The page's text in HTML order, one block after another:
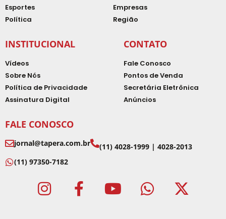
Esportes
Política
Empresas
Região
INSTITUCIONAL
Vídeos
Sobre Nós
Política de Privacidade
Assinatura Digital
CONTATO
Fale Conosco
Pontos de Venda
Secretária Eletrônica
Anúncios
FALE CONOSCO
jornal@tapera.com.br
(11) 4028-1999 | 4028-2013
(11) 97350-7182